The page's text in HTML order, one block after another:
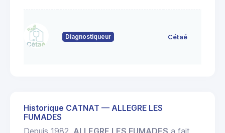
Diagnostiqueur Cétaé
Historique CATNAT — ALLEGRE LES
FUMADES